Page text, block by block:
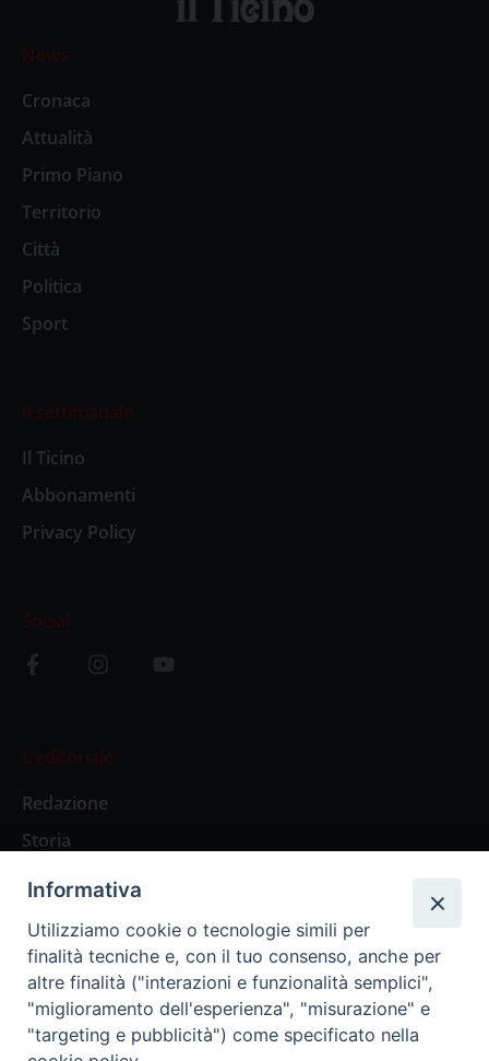
News
Cronaca
Attualità
Primo Piano
Territorio
Città
Politica
Sport
Il settimanale
Il Ticino
Abbonamenti
Privacy Policy
Social
L’editoriale
Redazione
Storia
Abbonamenti
Abbonamento Annuale Digitale
Abbonamento Annuale Cartaceo
Abbonamento Singola Copia Digitale
Informativa
Utilizziamo cookie o tecnologie simili per
finalità tecniche e, con il tuo consenso, anche per
altre finalità ("interazioni e funzionalità semplici",
"miglioramento dell'esperienza", "misurazione" e
"targeting e pubblicità") come specificato nella